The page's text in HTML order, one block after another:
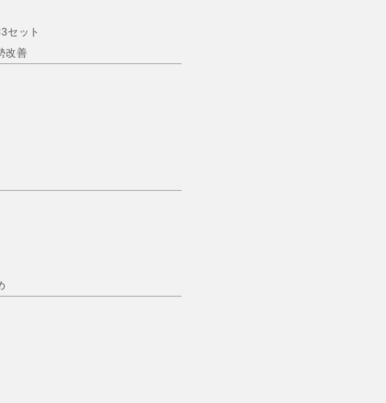
セット
改善